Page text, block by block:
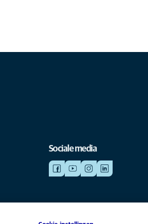
Sociale media